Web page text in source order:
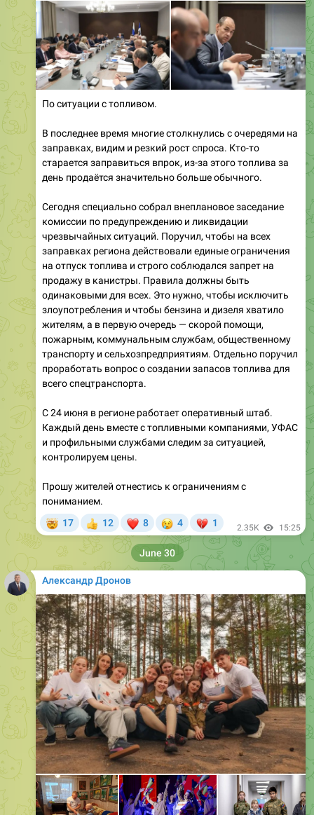
По ситуации с топливом.
В последнее время многие столкнулись с очередями на
старается заправиться впрок, из-за этого топлива за
день продаётся значительно больше обычного.
Сегодня специально собрал внеплановое заседание
чрезвычайных ситуаций. Поручил, чтобы на всех
заправках региона действовали единые ограничения
на отпуск топлива и строго соблюдался запрет на
продажу в канистры. Правила должны быть
одинаковыми для всех. Это нужно, чтобы исключить
злоупотребления и чтобы бензина и дизеля хватило
жителям, а в первую очередь — скорой помощи,
пожарным, коммунальным службам, общественному
транспорту и сельхозпредприятиям. Отдельно поручил
проработать вопрос о создании запасов топлива для
всего спецтранспорта.
С 24 июня в регионе работает оперативный штаб.
и профильными службами следим за ситуацией,
контролируем цены.
Прошу жителей отнестись к ограничениям с
17 12
❤
8
😢
4
💔
1
Александр Дронов
June 30